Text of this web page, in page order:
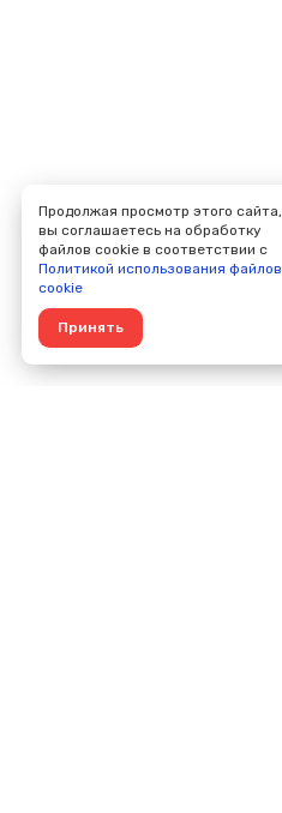
Продолжая просмотр этого сайта,
вы соглашаетесь на обработку
файлов cookie в соответствии с
Политикой использования файлов
cookie
Принять